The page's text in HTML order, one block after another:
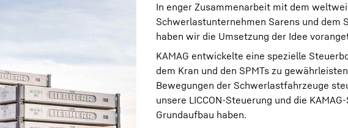
In enger Zusammenarbeit mit dem
Schwerlastunternehmen Sarens und dem
haben wir die Umsetzung der Idee
KAMAG entwickelte eine spezielle
dem Kran und den SPMTs zu
Bewegungen der Schwerlastfahrzeuge
unsere LICCON-Steuerung und die
Grundaufbau haben.